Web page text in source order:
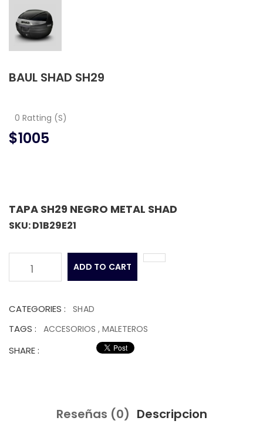
BAUL SHAD SH29
0 Ratting (S)
$1005
TAPA SH29 NEGRO METAL SHAD
SKU: D1B29E21
1 ADD TO CART
CATEGORIES : SHAD
TAGS : ACCESORIOS , MALETEROS
SHARE :
Reseñas (0) Descripcion